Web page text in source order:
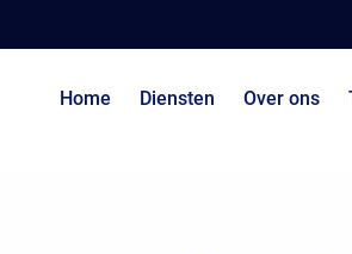
Home Diensten Over ons